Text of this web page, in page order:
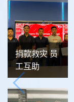
捐款救灾 员
工互助